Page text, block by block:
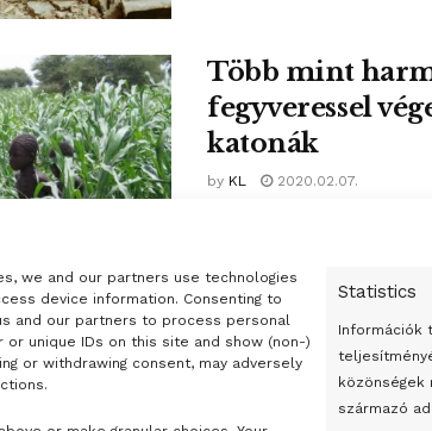
we and our partners use technologies
device information. Consenting to
and our partners to process personal
or unique IDs on this site and show (non-)
or withdrawing consent, may adversely
Statistics
Információk
származó
Több mint
fegyveressel
katonák
by KL 2020.02.07.
Több mint harminc
hadsereg vezérkara. ...